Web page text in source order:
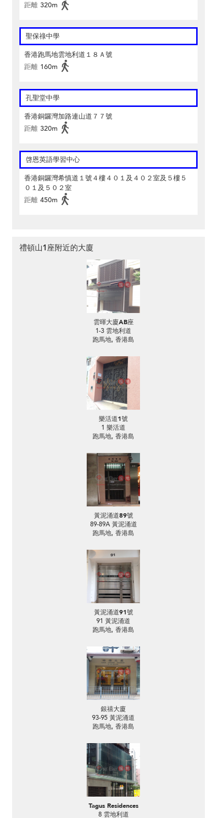
距離 320m
聖保祿中學
香港跑馬地雲地利道１８Ａ號
距離 160m
孔聖堂中學
香港銅鑼灣加路連山道７７號
距離 320m
啓恩英語學習中心
香港銅鑼灣希慎道１號４樓４０１及４０２室及５樓５
０１及５０２室
距離 450m
禮頓山1座附近的大廈
雲暉大廈AB座
1-3 雲地利道
跑馬地, 香港島
樂活道1號
1 樂活道
跑馬地, 香港島
黃泥涌道89號
89-89A 黃泥涌道
跑馬地, 香港島
黃泥涌道91號
91 黃泥涌道
跑馬地, 香港島
銀禧大廈
93-95 黃泥涌道
跑馬地, 香港島
Tagus Residences
8 雲地利道